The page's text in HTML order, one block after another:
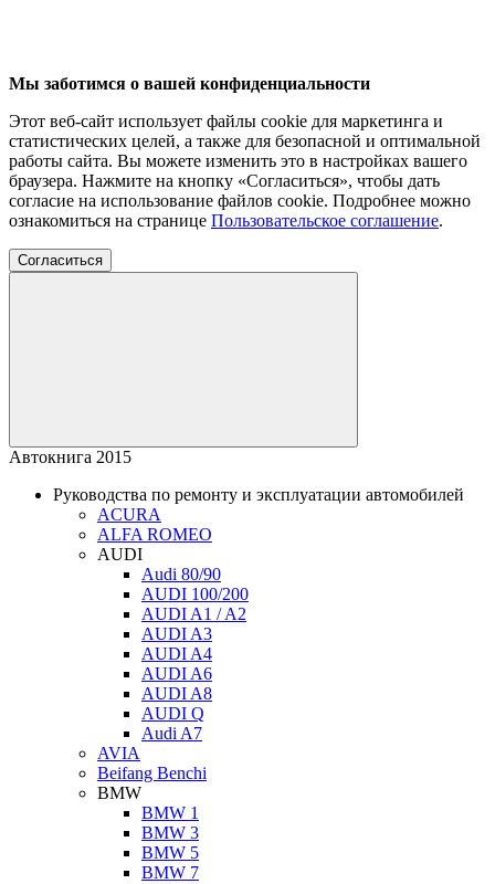
Мы заботимся о вашей конфиденциальности
Этот веб-сайт использует файлы cookie для маркетинга и
статистических целей, а также для безопасной и оптимальной
работы сайта. Вы можете изменить это в настройках вашего
браузера. Нажмите на кнопку «Согласиться», чтобы дать
согласие на использование файлов cookie. Подробнее можно
ознакомиться на странице Пользовательское соглашение.
Согласиться
Автокнига 2015
Руководства по ремонту и эксплуатации автомобилей
ACURA
ALFA ROMEO
AUDI
Audi 80/90
AUDI 100/200
AUDI A1 / A2
AUDI A3
AUDI A4
AUDI A6
AUDI A8
AUDI Q
Audi A7
AVIA
Beifang Benchi
BMW
BMW 1
BMW 3
BMW 5
BMW 7